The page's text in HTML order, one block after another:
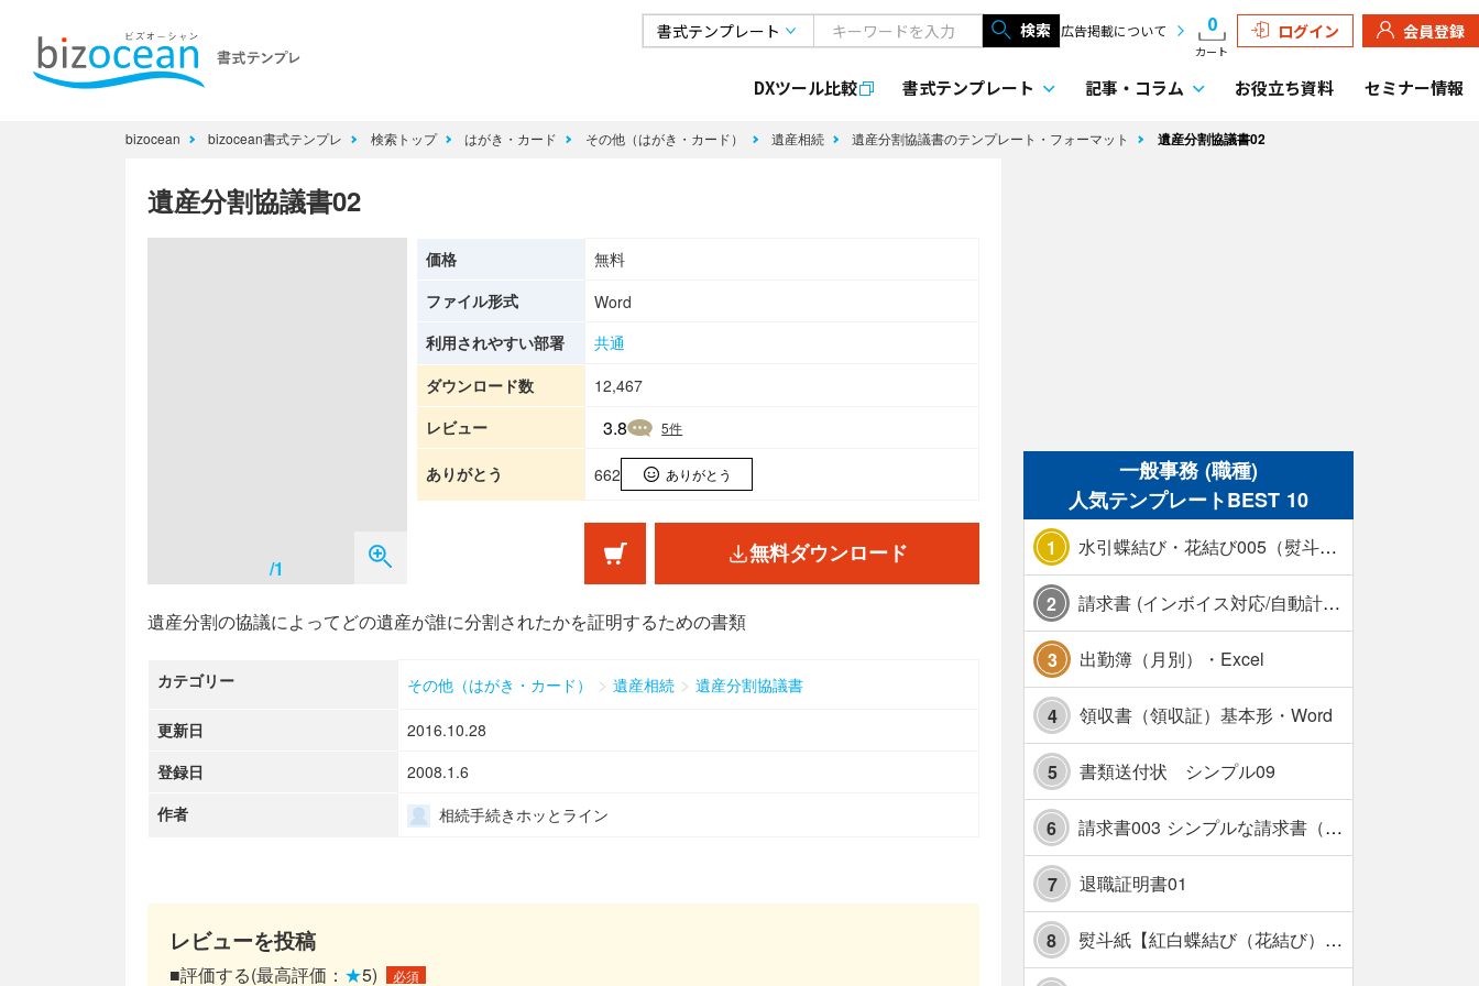
検索 広告掲載について 0
カート
ログイン 会員登録
DXツール比較 書式テンプレート 記事・ コラム お役立ち資料 セミナー情報
bizocean bizocean書式テンプレ 検索トップ はがき・カード その他（はがき・カード） 遺産相続 遺産分割協議書のテンプレート・フォーマット 遺産分割協議書02
遺産分割協議書02
/1
価格
無料
ファイル形式
Word
利用されやすい部署
共通
ダウンロード数
12,467
レビュー
3.8 5件
ありがとう 662 ありがとう
無料ダウンロード
遺産分割の協議によってどの遺産が誰に分割されたかを証明するための書類
カテゴリー その他（はがき・カード） > 遺産相続 > 遺産分割協議書
更新日
2016.10.28
登録日
2008.1.6
作者
相続手続きホッとライン
レビューを投稿
■評価する(最高評価： ★5) 必須
一般事務 (職種)
人気テンプレートBEST 10
1 水引蝶結び・花結び005（熨斗あり）
2 請求書 (インボイス対応/自動計算/A4 縦) カラー 使い方解説あり
3 出勤簿（月別）・Excel
4 領収書（領収証）基本形・Word
5 書類送付状 シンプル09
6 請求書003 シンプルな請求書（消費税10％対応）
7 退職証明書01
8 熨斗紙【紅白蝶結び（花結び）・水引7本】・Excel